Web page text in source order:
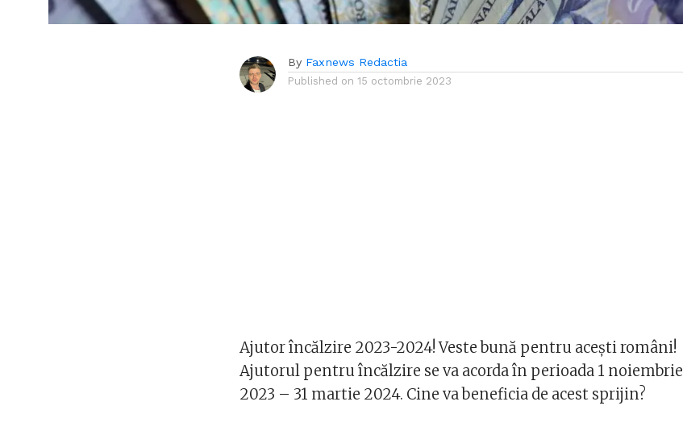
By Faxnews Redactia
Published on 15 octombrie 2023
Ajutor încălzire 2023-2024! Veste bună pentru acești români!
Ajutorul pentru încălzire se va acorda în perioada 1 noiembrie
2023 – 31 martie 2024. Cine va beneficia de acest sprijin?